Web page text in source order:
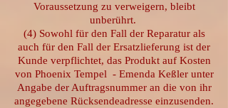
Voraussetzung zu verweigern, bleibt
unberührt.
(4) Sowohl für den Fall der Reparatur als
auch für den Fall der Ersatzlieferung ist der
Kunde verpflichtet, das Produkt auf Kosten
von Phoenix Tempel - Emenda Keßler unter
Angabe der Auftragsnummer an die von ihr
angegebene Rücksendeadresse einzusenden.